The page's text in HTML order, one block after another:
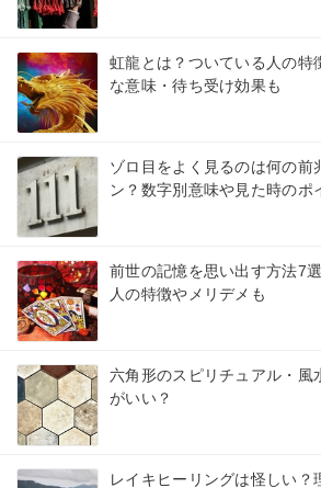
虹龍とは？ついている人の特
な意味・待ち受け効果も
ゾロ目をよく見るのは何の前
ン？数字別意味や見た時のポ
前世の記憶を思い出す方法7
人の特徴やメリデメも
六角形のスピリチュアル・風
がいい？
レイキヒーリングは怪しい？